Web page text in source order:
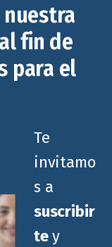
fin de
para el
Te
invitamo
s a
suscribir
tey